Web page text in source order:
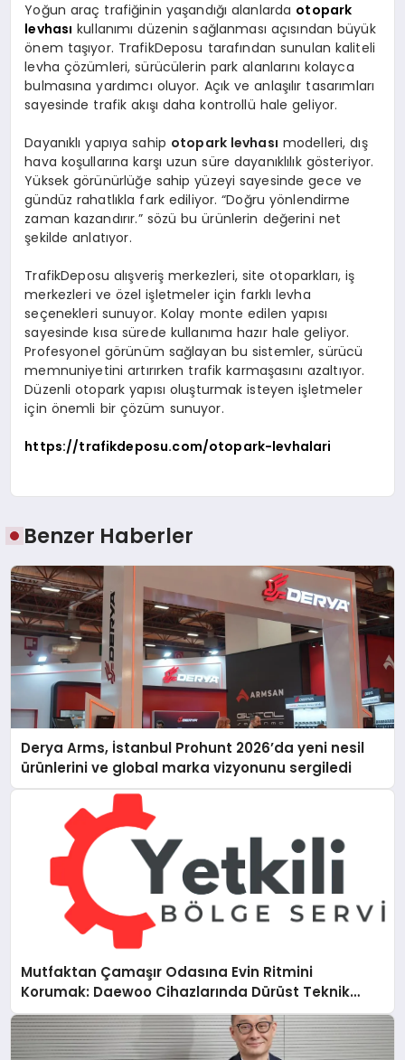
Yoğun araç trafiğinin yaşandığı alanlarda otopark
levhası kullanımı düzenin sağlanması açısından büyük
önem taşıyor. TrafikDeposu tarafından sunulan kaliteli
levha çözümleri, sürücülerin park alanlarını kolayca
bulmasına yardımcı oluyor. Açık ve anlaşılır tasarımları
sayesinde trafik akışı daha kontrollü hale geliyor.
Dayanıklı yapıya sahip otopark levhası modelleri, dış
hava koşullarına karşı uzun süre dayanıklılık gösteriyor.
Yüksek görünürlüğe sahip yüzeyi sayesinde gece ve
gündüz rahatlıkla fark ediliyor. “Doğru yönlendirme
zaman kazandırır.” sözü bu ürünlerin değerini net
şekilde anlatıyor.
TrafikDeposu alışveriş merkezleri, site otoparkları, iş
merkezleri ve özel işletmeler için farklı levha
seçenekleri sunuyor. Kolay monte edilen yapısı
sayesinde kısa sürede kullanıma hazır hale geliyor.
Profesyonel görünüm sağlayan bu sistemler, sürücü
memnuniyetini artırırken trafik karmaşasını azaltıyor.
Düzenli otopark yapısı oluşturmak isteyen işletmeler
için önemli bir çözüm sunuyor.
https://trafikdeposu.com/otopark-levhalari
Benzer Haberler
Derya Arms, İstanbul Prohunt 2026’da yeni nesil
ürünlerini ve global marka vizyonunu sergiledi
Mutfaktan Çamaşır Odasına Evin Ritmini
Korumak: Daewoo Cihazlarında Dürüst Teknik
Destek Deneyimi